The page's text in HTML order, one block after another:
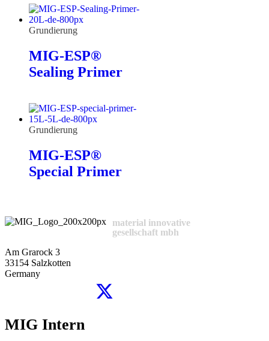
Grundierung
MIG-ESP®
Sealing Primer
Grundierung
MIG-ESP®
Special Primer
material innovative
gesellschaft mbh
Am Grarock 3
33154 Salzkotten
Germany
MIG Intern